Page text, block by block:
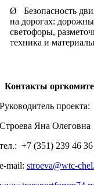
Ø Безопасность
на дорогах:
светофоры,
техника и
Контакты
проекта:
Яна Олеговна
+7 (351) 239 46 36
mail: stroeva@wtc-